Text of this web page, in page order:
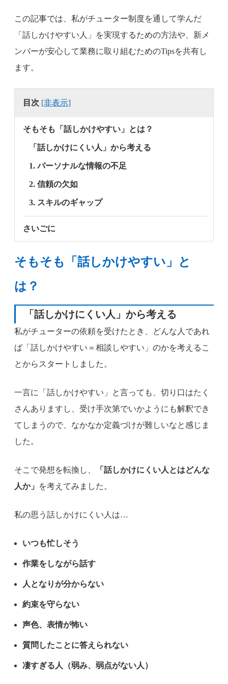
この記事では、私がチューター制度を通して学んだ
「話しかけやすい人」を実現するための方法や、新メ
ンバーが安心して業務に取り組むためのTipsを共有し
ます。
目次 [非表示]
そもそも「話しかけやすい」とは？
「話しかけにくい人」から考える
1. パーソナルな情報の不足
2. 信頼の欠如
3. スキルのギャップ
さいごに
そもそも「話しかけやすい」と
は？
「話しかけにくい人」から考える
私がチューターの依頼を受けたとき、どんな人であれ
ば「話しかけやすい＝相談しやすい」のかを考えるこ
とからスタートしました。
一言に「話しかけやすい」と言っても、切り口はたく
さんありますし、受け手次第でいかようにも解釈でき
てしまうので、なかなか定義づけが難しいなと感じま
した。
そこで発想を転換し、
「話しかけにくい人とはどんな
人か」
を考えてみました。
私の思う話しかけにくい人は…
いつも忙しそう
作業をしながら話す
人となりが分からない
約束を守らない
声色、表情が怖い
質問したことに答えられない
凄すぎる人（弱み、弱点がない人）